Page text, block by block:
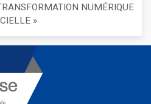
NUMÉRIQUE
»